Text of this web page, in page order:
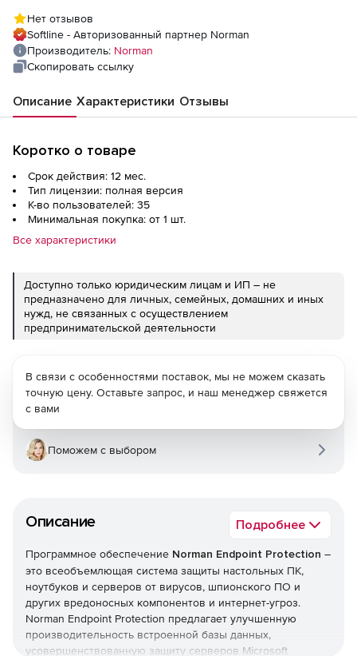
Нет отзывов
Softline - Авторизованный партнер Norman
Производитель: Norman
Скопировать ссылку
Описание Характеристики Отзывы
Коротко о товаре
Срок действия: 12 мес.
Тип лицензии: полная версия
К-во пользователей: 35
Минимальная покупка: от 1 шт.
Все характеристики
Доступно только юридическим лицам и ИП – не
предназначено для личных, семейных, домашних и иных
нужд, не связанных с осуществлением
предпринимательской деятельности
Описание Подробнее
Программное обеспечение Norman Endpoint Protection –
это всеобъемлющая система защиты настольных ПК,
ноутбуков и серверов от вирусов, шпионского ПО и
других вредоносных компонентов и интернет-угроз.
Norman Endpoint Protection предлагает улучшенную
производительность встроенной базы данных,
усовершенствованную защиту серверов Microsoft
В связи с особенностями поставок, мы не можем сказать
точную цену. Оставьте запрос, и наш менеджер свяжется
с вами
Поможем с выбором